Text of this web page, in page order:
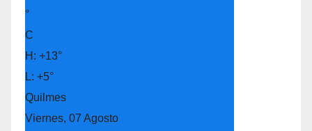
°
C
H: +13°
L: +5°
Quilmes
Viernes, 07 Agosto